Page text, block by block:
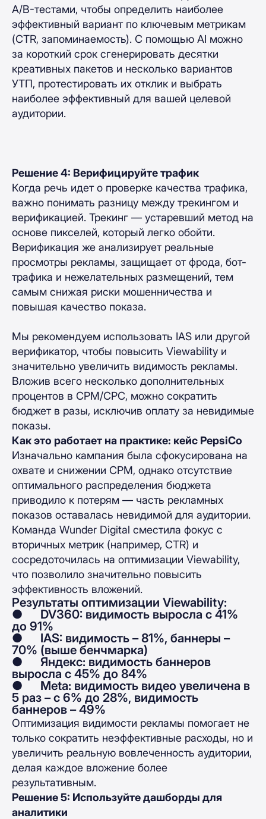
A/B-тестами, чтобы определить наиболее
эффективный вариант по ключевым метрикам
(CTR, запоминаемость). С помощью AI можно
за короткий срок сгенерировать десятки
креативных пакетов и несколько вариантов
УТП, протестировать их отклик и выбрать
наиболее эффективный для вашей целевой
аудитории.
Решение 4: Верифицируйте трафик
Когда речь идет о проверке качества трафика,
важно понимать разницу между трекингом и
верификацией. Трекинг — устаревший метод на
основе пикселей, который легко обойти.
Верификация же анализирует реальные
просмотры рекламы, защищает от фрода, бот-
трафика и нежелательных размещений, тем
самым снижая риски мошенничества и
повышая качество показа.
Мы рекомендуем использовать IAS или другой
верификатор, чтобы повысить Viewability и
значительно увеличить видимость рекламы.
Вложив всего несколько дополнительных
процентов в CPM/CPC, можно сократить
бюджет в разы, исключив оплату за невидимые
показы.
Как это работает на практике: кейс PepsiCo
Изначально кампания была сфокусирована на
охвате и снижении CPM, однако отсутствие
оптимального распределения бюджета
приводило к потерям — часть рекламных
показов оставалась невидимой для аудитории.
Команда Wunder Digital сместила фокус с
вторичных метрик (например, CTR) и
сосредоточилась на оптимизации Viewability,
что позволило значительно повысить
эффективность вложений.
Результаты оптимизации Viewability:
● DV360: видимость выросла с 41%
до 91%
● IAS: видимость – 81%, баннеры –
70% (выше бенчмарка)
● Яндекс: видимость баннеров
выросла с 45% до 84%
● Meta: видимость видео увеличена в
5 раз – с 6% до 28%, видимость
баннеров – 49%
Оптимизация видимости рекламы помогает не
только сократить неэффективные расходы, но и
увеличить реальную вовлеченность аудитории,
делая каждое вложение более
результативным.
Решение 5: Используйте дашборды для
аналитики